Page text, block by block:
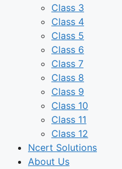
Class 3
Class 4
Class 5
Class 6
Class 7
Class 8
Class 9
Class 10
Class 11
Class 12
Ncert Solutions
About Us